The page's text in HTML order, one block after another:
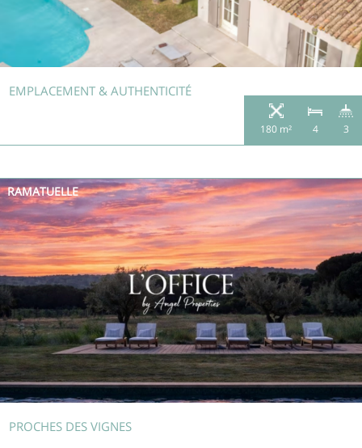
EMPLACEMENT & AUTHENTICITÉ
180 m² 4 3
RAMATUELLE
PROCHES DES VIGNES